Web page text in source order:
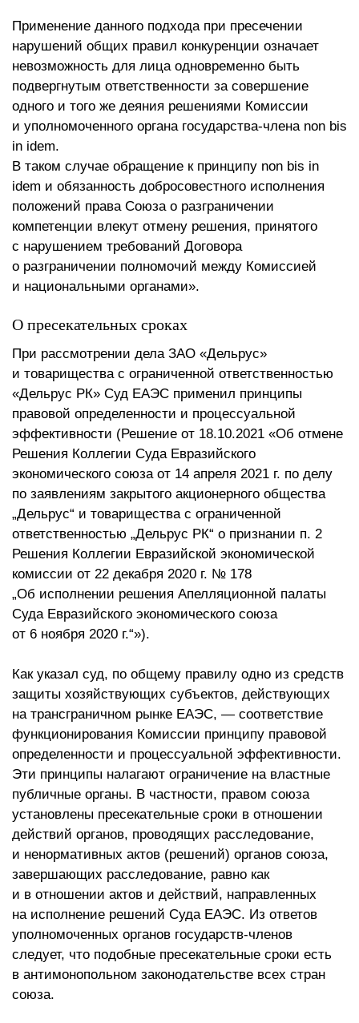
Применение данного подхода при пресечении
нарушений общих правил конкуренции означает
невозможность для лица одновременно быть
подвергнутым ответственности за совершение
одного и того же деяния решениями Комиссии
и уполномоченного органа государства-члена non bis
in idem.
В таком случае обращение к принципу non bis in
idem и обязанность добросовестного исполнения
положений права Союза о разграничении
компетенции влекут отмену решения, принятого
с нарушением требований Договора
о разграничении полномочий между Комиссией
и национальными органами».
О пресекательных сроках
При рассмотрении дела ЗАО «Дельрус»
и товарищества с ограниченной ответственностью
«Дельрус РК» Суд ЕАЭС применил принципы
правовой определенности и процессуальной
эффективности (Решение от 18.10.2021 «Об отмене
Решения Коллегии Суда Евразийского
экономического союза от 14 апреля 2021 г. по делу
по заявлениям закрытого акционерного общества
„Дельрус“ и товарищества с ограниченной
ответственностью „Дельрус РК“ о признании п. 2
Решения Коллегии Евразийской экономической
комиссии от 22 декабря 2020 г. № 178
„Об исполнении решения Апелляционной палаты
Суда Евразийского экономического союза
от 6 ноября 2020 г.“»).
Как указал суд, по общему правилу одно из средств
защиты хозяйствующих субъектов, действующих
на трансграничном рынке ЕАЭС, — соответствие
функционирования Комиссии принципу правовой
определенности и процессуальной эффективности.
Эти принципы налагают ограничение на властные
публичные органы. В частности, правом союза
установлены пресекательные сроки в отношении
действий органов, проводящих расследование,
и ненормативных актов (решений) органов союза,
завершающих расследование, равно как
и в отношении актов и действий, направленных
на исполнение решений Суда ЕАЭС. Из ответов
уполномоченных органов государств-членов
следует, что подобные пресекательные сроки есть
в антимонопольном законодательстве всех стран
союза.